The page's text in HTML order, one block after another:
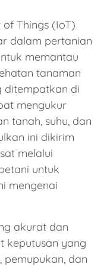
Things (IoT)
dalam pertanian
memantau
tanaman
ditempatkan di
mengukur
tanah, suhu, dan
ini dikirim
melalui
untuk
mengenai
akurat dan
keputusan yang
dan